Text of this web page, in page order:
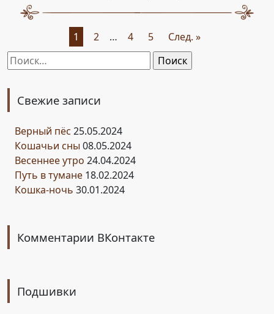
1 2 … 4 5
След. »
Найти:
Свежие записи
Верный пёс 25.05.2024
Кошачьи сны 08.05.2024
Весеннее утро 24.04.2024
Путь в тумане 18.02.2024
Кошка-ночь 30.01.2024
Комментарии ВКонтакте
Подшивки